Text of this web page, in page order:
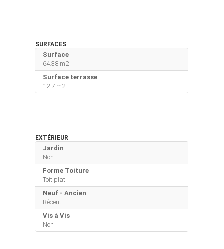
SURFACES
Surface
64.38 m2
Surface terrasse
12.7 m2
EXTÉRIEUR
Jardin
Non
Forme Toiture
Toit plat
Neuf - Ancien
Récent
Vis à Vis
Non